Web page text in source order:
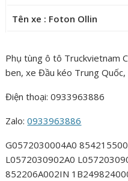
Tên xe : Foton Ollin
Phụ tùng ô tô Truckvietnam
ben, xe Đầu kéo Trung Quốc,
Điện thoại: 0933963886
Zalo:0933963886
G0572030004A0
L0572030902A0
852206A002IN